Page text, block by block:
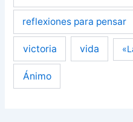
reflexiones para pensar
victoria vida
Ánimo